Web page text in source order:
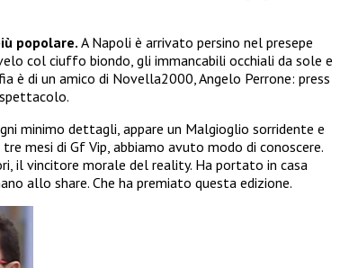
popolare. A Napoli è arrivato persino nel presepe
col ciuffo biondo, gli immancabili occhiali da sole e
è di un amico di Novella2000, Angelo Perrone: press
minimo dettagli, appare un Malgioglio sorridente e
mesi di Gf Vip, abbiamo avuto modo di conoscere.
il vincitore morale del reality. Ha portato in casa
allo share. Che ha premiato questa edizione.